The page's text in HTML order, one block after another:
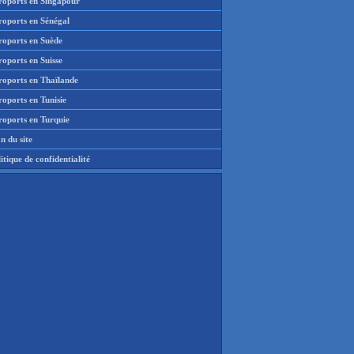
en Sénégal
en Suède
en Suisse
en Thaïlande
en Tunisie
en Turquie
du site
de confidentialité